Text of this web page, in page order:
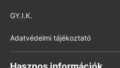
GY.I.K.
Adatvédelmi tájékoztató